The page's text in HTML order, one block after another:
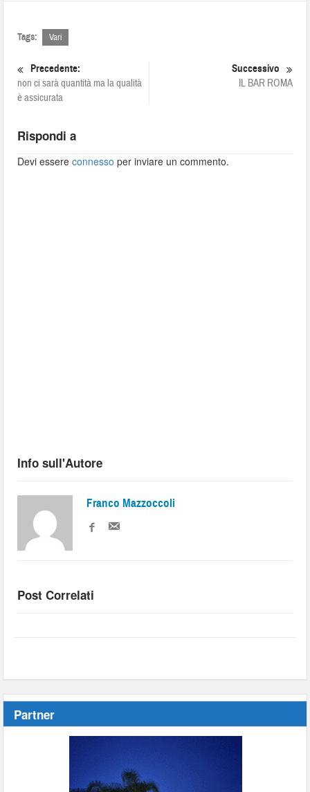
Tags: Vari
Precedente:
non ci sarà quantità ma la qualità
è assicurata
Successivo
IL BAR ROMA
Rispondi a
Devi essereconnesso per inviare un commento.
Info sull'Autore
Franco Mazzoccoli
Post Correlati
Partner